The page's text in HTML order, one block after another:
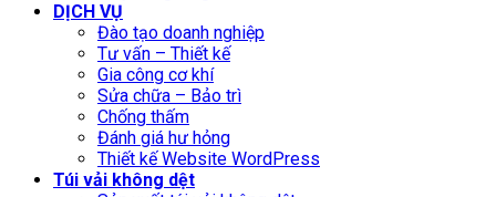
DỊCH VỤ
Đào tạo doanh nghiệp
Tư vấn – Thiết kế
Gia công cơ khí
Sửa chữa – Bảo trì
Chống thấm
Đánh giá hư hỏng
Thiết kế Website WordPress
Túi vải không dệt